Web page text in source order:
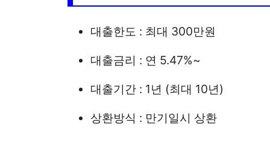
대출한도 : 최대 300만원
대출금리 : 연 5.47%~
대출기간 : 1년 (최대 10년)
상환방식 : 만기일시 상환